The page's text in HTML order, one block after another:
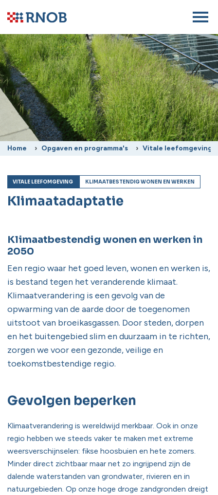
Home Opgaven en programma's Vitale leefomgeving
VITALE LEEFOMGEVING KLIMAATBESTENDIG WONEN EN WERKEN
Klimaatadaptatie
Klimaatbestendig wonen en werken in
2050
Een regio waar het goed leven, wonen en werken is,
is bestand tegen het veranderende klimaat.
Klimaatverandering is een gevolg van de
opwarming van de aarde door de toegenomen
uitstoot van broeikasgassen. Door steden, dorpen
en het buitengebied slim en duurzaam in te richten,
zorgen we voor een gezonde, veilige en
toekomstbestendige regio.
Gevolgen beperken
Klimaatverandering is wereldwijd merkbaar. Ook in onze
regio hebben we steeds vaker te maken met extreme
weersverschijnselen: fikse hoosbuien en hete zomers.
Minder direct zichtbaar maar net zo ingrijpend zijn de
dalende waterstanden van grondwater, rivieren en in
natuurgebieden. Op onze hoge droge zandgronden dreigt